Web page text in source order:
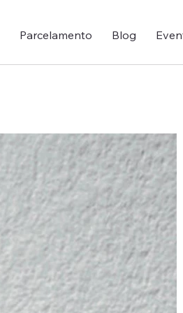
Parcelamento Blog